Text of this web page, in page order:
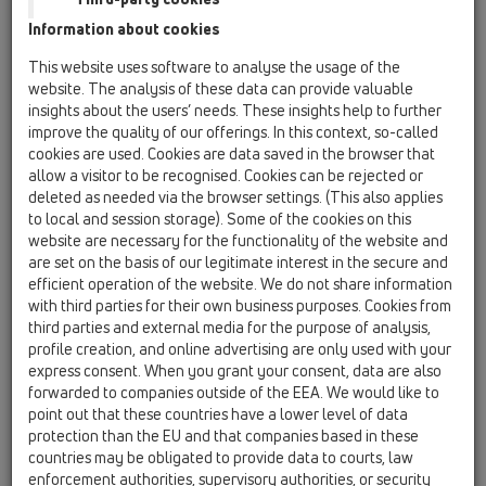
„Primus“ girişte alışılmış koku
önleyicileri gibi çalışmaktadır – tek
için gövde yukarı kalkıyor….
Hiç su akmadığında da işlevi alışılmış
koku önleyicileriyle aynıdır. Kanal
gazları su seviyesi sayesinde
alıkonulmaktadır…
Zamanla su buharlaşmaktadır- bu
bilinen bir olay. Su olduğu müddetçe
kanal gazlarının yukarıya gelmesi
engellenmektedir.
Su buharlaştığında, alışılmış koku
önleyici sistemleri için problem teşkil
Information about cookies
This website uses software to analyse the usage of the
website. The analysis of these data can provide valuable
insights about the users’ needs. These insights help to further
improve the quality of our offerings. In this context, so-called
cookies are used. Cookies are data saved in the browser that
allow a visitor to be recognised. Cookies can be rejected or
deleted as needed via the browser settings. (This also applies
to local and session storage). Some of the cookies on this
website are necessary for the functionality of the website and
are set on the basis of our legitimate interest in the secure and
efficient operation of the website. We do not share information
with third parties for their own business purposes. Cookies from
third parties and external media for the purpose of analysis,
profile creation, and online advertising are only used with your
express consent. When you grant your consent, data are also
forwarded to companies outside of the EEA. We would like to
point out that these countries have a lower level of data
protection than the EU and that companies based in these
countries may be obligated to provide data to courts, law
enforcement authorities, supervisory authorities, or security